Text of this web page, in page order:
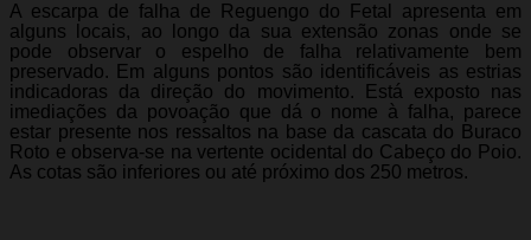
A escarpa de falha de Reguengo do Fetal apresenta em
alguns locais, ao longo da sua extensão zonas onde se
pode observar o espelho de falha relativamente bem
preservado. Em alguns pontos são identificáveis as estrias
indicadoras da direção do movimento. Está exposto nas
imediações da povoação que dá o nome à falha, parece
estar presente nos ressaltos na base da cascata do Buraco
Roto e observa-se na vertente ocidental do Cabeço do Poio.
As cotas são inferiores ou até próximo dos 250 metros.